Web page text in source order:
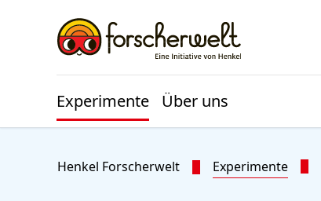
Zu Footer springen
Experimente Über uns
Henkel Forscherwelt Experimente